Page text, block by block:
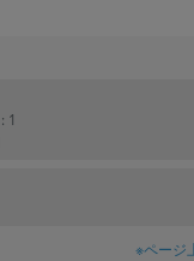
: 1
※ページ